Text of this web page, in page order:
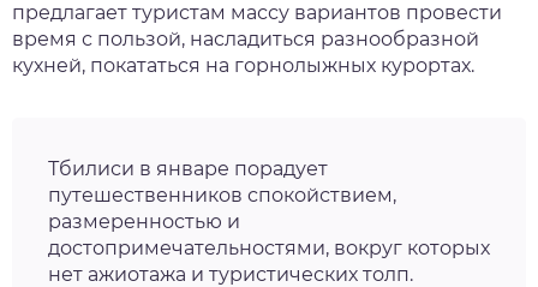
предлагает туристам массу вариантов провести
время с пользой, насладиться разнообразной
кухней, покататься на горнолыжных курортах.
Тбилиси в январе порадует
путешественников спокойствием,
размеренностью и
достопримечательностями, вокруг которых
нет ажиотажа и туристических толп.